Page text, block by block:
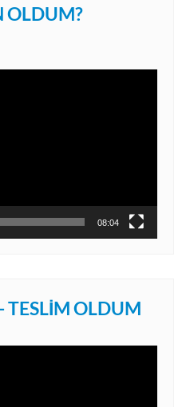
OLDUM?
08:04
TESLIM OLDUM